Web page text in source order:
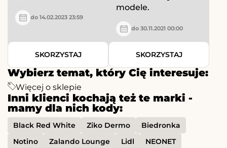
Wybierz temat, który Cię interesuje:
Więcej o sklepie
Inni klienci kochają też te marki -
mamy dla nich kody:
Black Red White Ziko Dermo
Biedronka
Notino
Zalando Lounge Lidl
NEONET
do 14.02.2023 23:59
SKORZYSTAJ
modele.
do 30.11.2021 00:00
SKORZYSTAJ